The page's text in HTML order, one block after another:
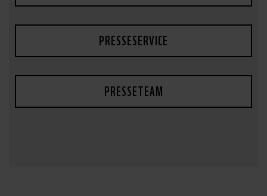
PRESSESERVICE
PRESSETEAM